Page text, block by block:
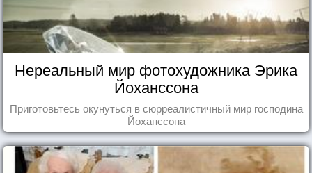
Нереальный мир фотохудожника Эрика
Йоханссона
Приготовьтесь окунуться в сюрреалистичный мир господина
Йоханссона